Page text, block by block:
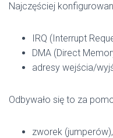
Najczęściej
IRQ (Interrupt
DMA (Direct
adresy wejścia/
Odbywało się to za
zworek (jumperów),